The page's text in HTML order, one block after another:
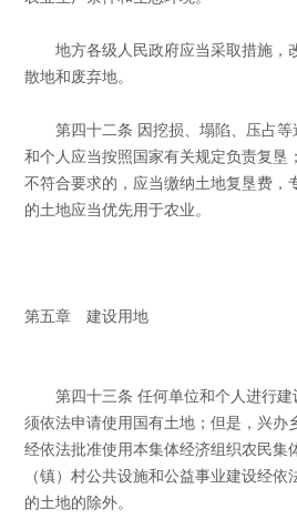
地方各级人民政府应当采取措施，
散地和废弃地。
第四十二条 因挖损、塌陷、压占等
和个人应当按照国家有关规定负责复垦
不符合要求的，应当缴纳土地复垦费，
的土地应当优先用于农业。
第五章 建设用地
第四十三条 任何单位和个人进行建
须依法申请使用国有土地；但是，兴办
经依法批准使用本集体经济组织农民集
（镇）村公共设施和公益事业建设经
的土地的除外。